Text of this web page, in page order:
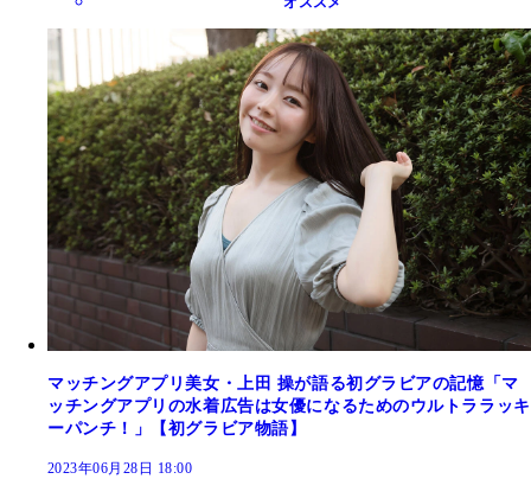
マッチングアプリ美女・上田 操が語る初グラビアの記憶「マ
ッチングアプリの水着広告は女優になるためのウルトララッキ
ーパンチ！」【初グラビア物語】
2023年06月28日 18:00